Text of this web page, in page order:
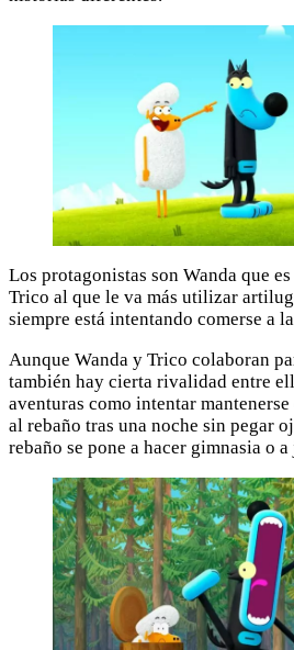
Los protagonistas son Wanda que
Trico al que le va más utilizar
siempre está intentando comerse a
Aunque Wanda y Trico colaboran
también hay cierta rivalidad entre
aventuras como intentar
al rebaño tras una noche sin pegar
rebaño se pone a hacer gimnasia o